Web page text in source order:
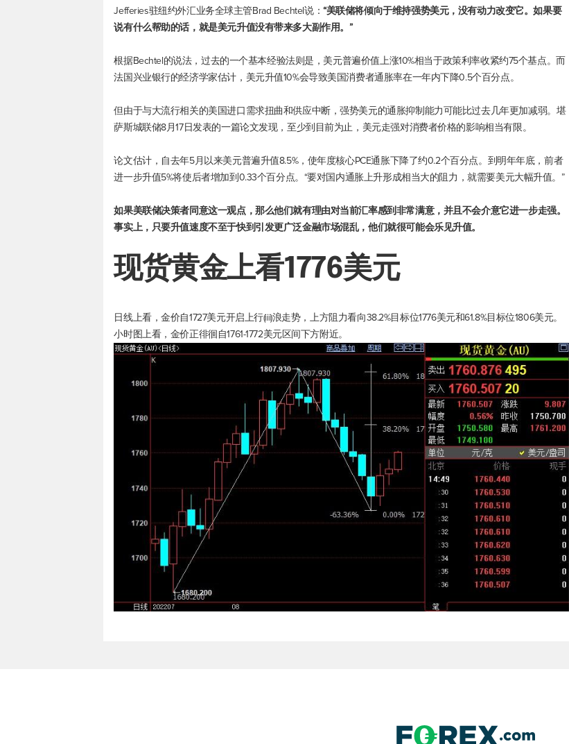
Jefferies驻纽约外汇业务全球主管Brad Bechtel说：“美联储将倾向于维持强势美元，没有动力改变它。如果要
说有什么帮助的话，就是美元升值没有带来多大副作用。”
根据Bechtel的说法，过去的一个基本经验法则是，美元普遍价值上涨10%相当于政策利率收紧约75个基点。而
法国兴业银行的经济学家估计，美元升值10%会导致美国消费者通胀率在一年内下降0.5个百分点。
但由于与大流行相关的美国进口需求扭曲和供应中断，强势美元的通胀抑制能力可能比过去几年更加减弱。堪
萨斯城联储8月17日发表的一篇论文发现，至少到目前为止，美元走强对消费者价格的影响相当有限。
论文估计，自去年5月以来美元普遍升值8.5%，使年度核心PCE通胀下降了约0.2个百分点。到明年年底，前者
进一步升值5%将使后者增加到0.33个百分点。“要对国内通胀上升形成相当大的阻力，就需要美元大幅升值。”
如果美联储决策者同意这一观点，那么他们就有理由对当前汇率感到非常满意，并且不会介意它进一步走强。
事实上，只要升值速度不至于快到引发更广泛金融市场混乱，他们就很可能会乐见升值。
现货黄金上看1776美元
日线上看，金价自1727美元开启上行(iii)浪走势，上方阻力看向38.2%目标位1776美元和61.8%目标位1806美元。
小时图上看，金价正徘徊自1761-1772美元区间下方附近。